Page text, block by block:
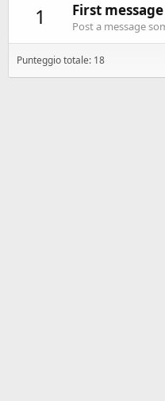
1 First message
Post a message
Punteggio totale: 18